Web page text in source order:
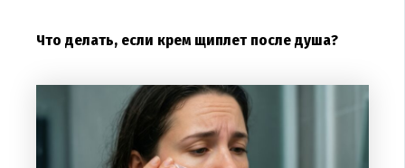
Что делать, если крем щиплет после душа?